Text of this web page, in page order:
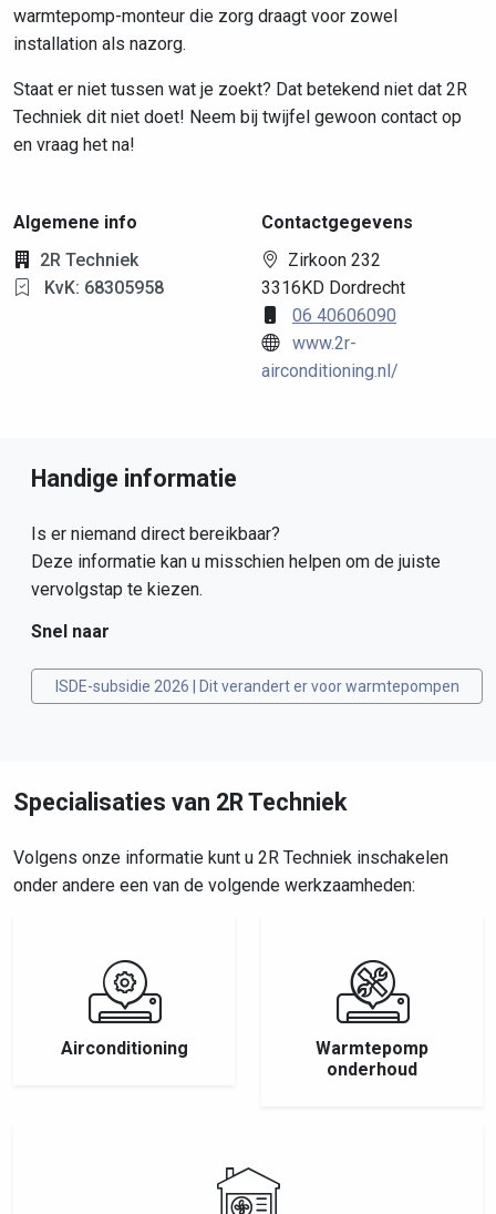
warmtepomp-monteur die zorg draagt voor zowel
installation als nazorg.
Staat er niet tussen wat je zoekt? Dat betekend niet dat 2R
Techniek dit niet doet! Neem bij twijfel gewoon contact op
en vraag het na!
Algemene info
2R Techniek
KvK: 68305958
Contactgegevens
Zirkoon 232
3316KD Dordrecht
06 40606090
www.2r-
airconditioning.nl/
Handige informatie
Is er niemand direct bereikbaar?
Deze informatie kan u misschien helpen om de juiste
vervolgstap te kiezen.
Snel naar
ISDE-subsidie 2026 | Dit verandert er voor warmtepompen
Specialisaties van 2R Techniek
Volgens onze informatie kunt u 2R Techniek inschakelen
onder andere een van de volgende werkzaamheden:
Airconditioning
Warmtepomp
onderhoud